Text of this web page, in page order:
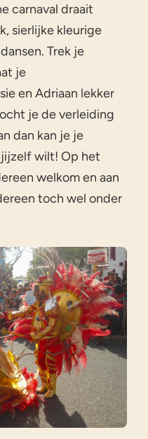
carnaval draait
sierlijke kleurige
Trek je
je
en Adriaan lekker
je de verleiding
dan kan je je
wilt! Op het
welkom en aan
toch wel onder